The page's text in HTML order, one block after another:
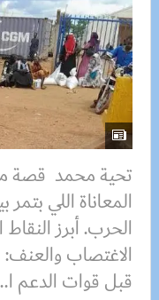
تحية محمد قصة
المعاناة اللي
الحرب. أبرز
الاغتصاب
قبل قوات الدعم